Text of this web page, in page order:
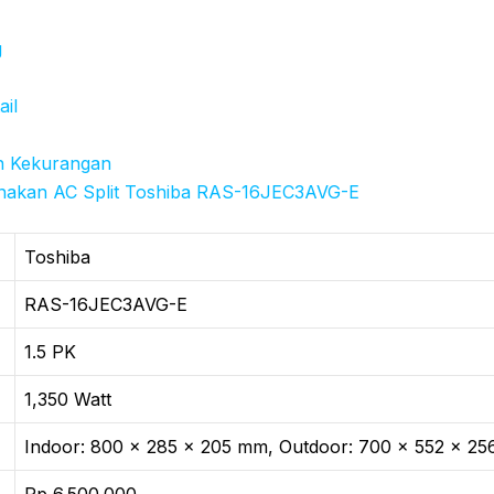
Kekurangan
AC Split Toshiba RAS-16JEC3AVG-E
Toshiba
RAS-16JEC3AVG-E
1.5 PK
1,350 Watt
Indoor: 800 x 285 x 205 mm, Outdoor: 700 x 552 x